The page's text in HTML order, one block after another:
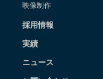
映像制作
採用情報
実績
ニュース